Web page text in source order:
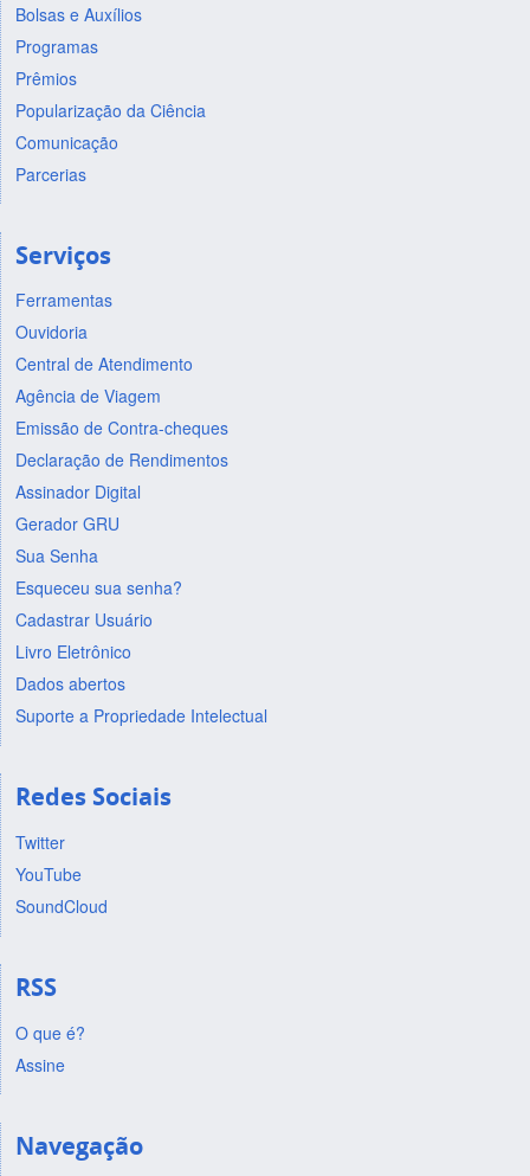
Bolsas e Auxílios
Programas
Prêmios
Popularização da Ciência
Comunicação
Parcerias
Serviços
Ferramentas
Ouvidoria
Central de Atendimento
Agência de Viagem
Emissão de Contra-cheques
Declaração de Rendimentos
Assinador Digital
Gerador GRU
Sua Senha
Esqueceu sua senha?
Cadastrar Usuário
Livro Eletrônico
Dados abertos
Suporte a Propriedade Intelectual
Redes Sociais
Twitter
YouTube
SoundCloud
RSS
O que é?
Assine
Navegação